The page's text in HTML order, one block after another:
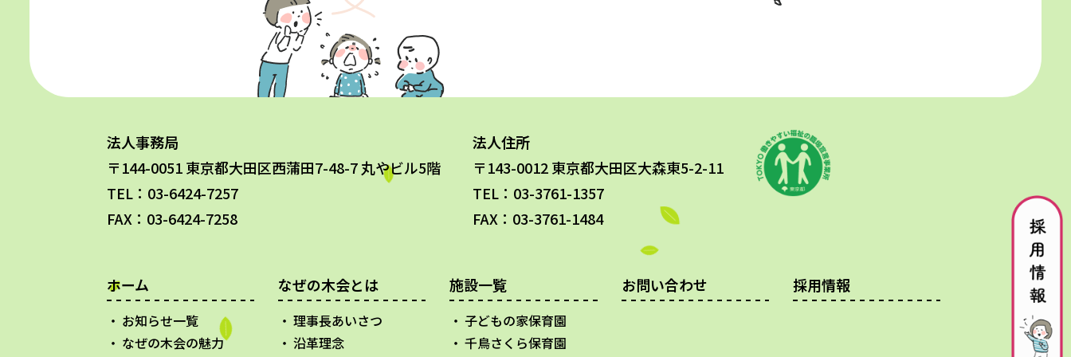
法人事務局
〒144-0051 東京都大田区西蒲田7-48-7 丸やビル5階
TEL：03-6424-7257
FAX：03-6424-7258
法人住所
〒143-0012 東京都大田区大森東5-2-11
TEL：03-3761-1357
FAX：03-3761-1484
ホーム
お知らせ一覧
なぜの木会の魅力
なぜの木会とは
理事長あいさつ
沿革理念
施設一覧
子どもの家保育園
千鳥さくら保育園
お問い合わせ 採用情報